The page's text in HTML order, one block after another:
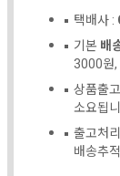
택배사 :
기본 배
3000원,
상품출
소요됩
출고처
배송추